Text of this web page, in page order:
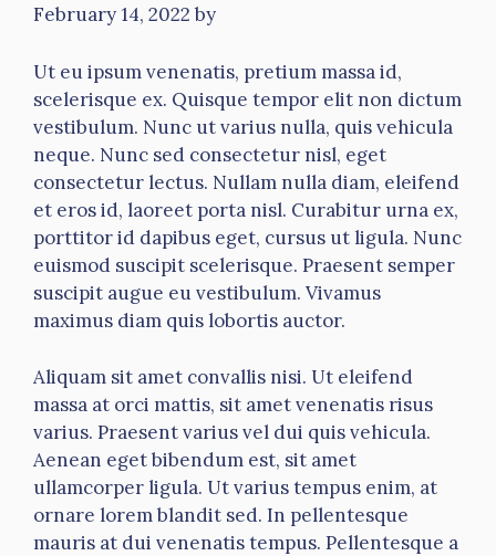
February 14, 2022 by
Ut eu ipsum venenatis, pretium massa id,
scelerisque ex. Quisque tempor elit non dictum
vestibulum. Nunc ut varius nulla, quis vehicula
neque. Nunc sed consectetur nisl, eget
consectetur lectus. Nullam nulla diam, eleifend
et eros id, laoreet porta nisl. Curabitur urna ex,
porttitor id dapibus eget, cursus ut ligula. Nunc
euismod suscipit scelerisque. Praesent semper
suscipit augue eu vestibulum. Vivamus
maximus diam quis lobortis auctor.
Aliquam sit amet convallis nisi. Ut eleifend
massa at orci mattis, sit amet venenatis risus
varius. Praesent varius vel dui quis vehicula.
Aenean eget bibendum est, sit amet
ullamcorper ligula. Ut varius tempus enim, at
ornare lorem blandit sed. In pellentesque
mauris at dui venenatis tempus. Pellentesque a